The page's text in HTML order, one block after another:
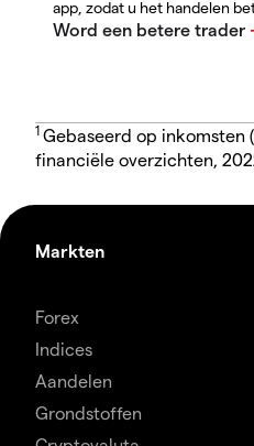
app, zodat u het handelen
1 Gebaseerd op
financiële overzichten,
Markten
Forex
Indices
Aandelen
Grondstoffen